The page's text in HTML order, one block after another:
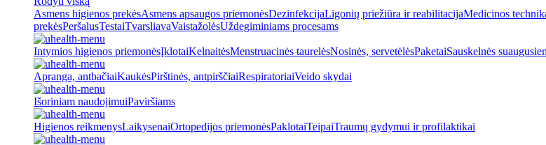
Asmens higienos prekėsAsmens apsaugos priemonėsDezinfekcijaLigonių priežiūra ir reabilitacijaMedicinos
prekėsPeršalusTestaiTvarsliavaVaistažolėsUždegiminiams procesams
Intymios higienos priemonėsĮklotaiKelnaitėsMenstruacinės taurelėsNosinės, servetėlėsPaketaiSauskelnės
Apranga, antbačiaiKaukėsPirštinės, antpirščiaiRespiratoriaiVeido skydai
Išoriniam naudojimuiPaviršiams
Higienos reikmenysLaikysenaiOrtopedijos priemonėsPaklotaiTeipaiTraumų gydymui ir profilaktikai